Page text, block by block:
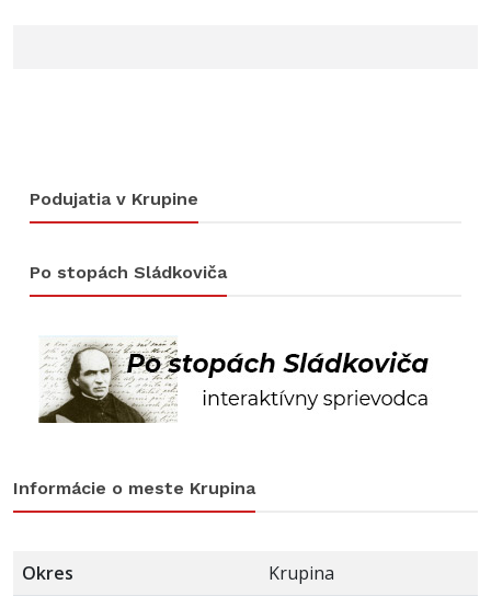
Podujatia v Krupine
Po stopách Sládkoviča
Informácie o meste Krupina
Okres
Krupina